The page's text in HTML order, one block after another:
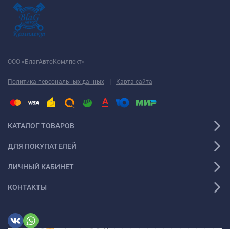
ООО «БлагАвтоКомлпект»
Политика персональных данных | Карта сайта
КАТАЛОГ ТОВАРОВ
ДЛЯ ПОКУПАТЕЛЕЙ
ЛИЧНЫЙ КАБИНЕТ
КОНТАКТЫ